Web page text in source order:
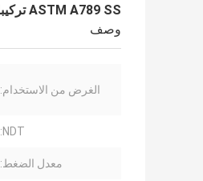
ASTM A789 SS تركيبات الطويق للأنابيب الهيدروليكية خط الحقن الكيميائي الذي تم اختباره الهيدروستاتيكي
وصف
الغرض من الاستخدام:
NDT:
معدل الضغط: